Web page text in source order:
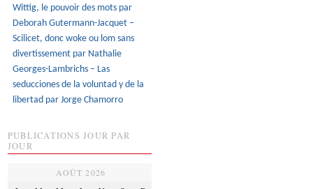
Wittig, le pouvoir des mots par
Deborah Gutermann-Jacquet –
Scilicet, donc woke ou lom sans
divertissement par Nathalie
Georges-Lambrichs – Las
seducciones de la voluntad y de la
libertad par Jorge Chamorro
PUBLICATIONS JOUR PAR
JOUR
AOÛT 2026